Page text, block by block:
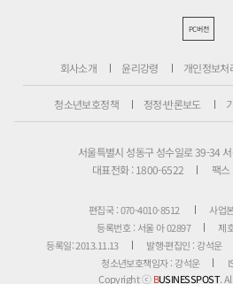
PC버전
회사소개 윤리강령 개인정보처
청소년보호정책 정정·반론보도
서울특별시 성동구 성수일로 39-34
대표전화 : 1800-6522
팩
편집국 : 070-4010-8512
사업
등록번호 : 서울 아 02897
제
등록일: 2013.11.13
발행·편집인 : 강석운
청소년보호책임자 : 강석운
Copyright ⓒBUSINESSPOST.